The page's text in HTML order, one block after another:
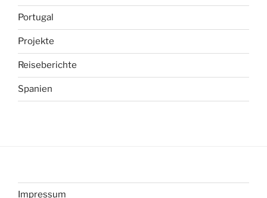
Portugal
Projekte
Reiseberichte
Spanien
Impressum